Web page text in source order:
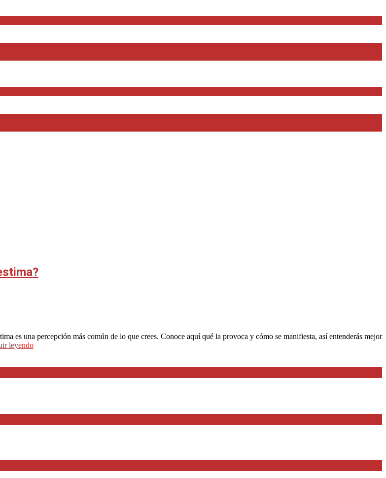
es una percepción más común de lo que crees. Conoce aquí qué la provoca y cómo se manifiesta, así entenderás mejor
leyendo